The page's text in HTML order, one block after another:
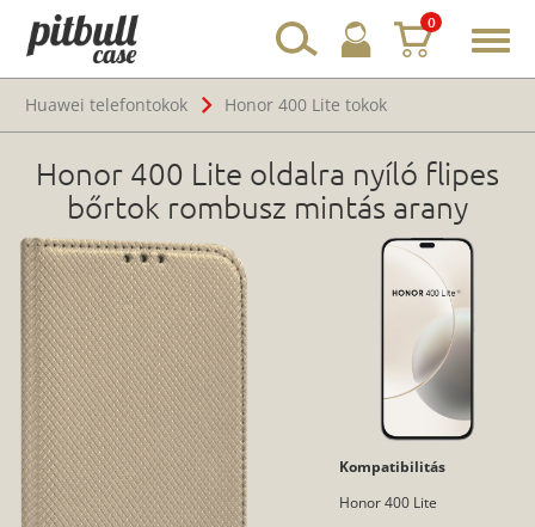
0
Huawei telefontokok
Honor 400 Lite tokok
Honor 400 Lite oldalra nyíló flipes
bőrtok rombusz mintás arany
Kompatibilitás
Honor 400 Lite